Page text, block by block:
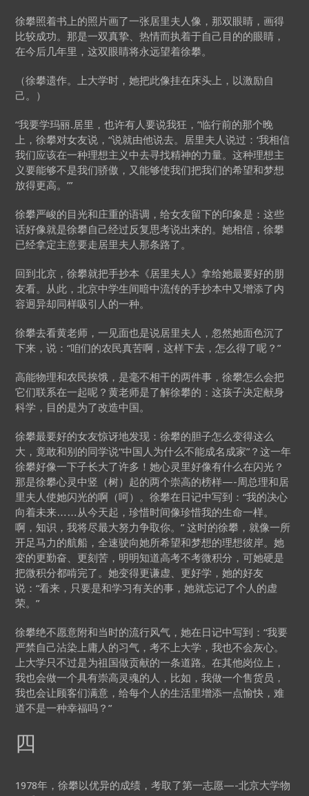
徐攀照着书上的照片画了一张居里夫人像，那双眼睛，画得
比较成功。那是一双真挚、热情而执着于自己目的的眼睛，
在今后几年里，这双眼睛将永远望着徐攀。
（徐攀遗作。上大学时，她把此像挂在床头上，以激励自
己。）
“我要学玛丽.居里，也许有人要说我狂，”临行前的那个晚
上，徐攀对女友说，“说就由他说去。居里夫人说过：‘我相信
我们应该在一种理想主义中去寻找精神的力量。这种理想主
义要能够不是我们骄傲，又能够使我们把我们的希望和梦想
放得更高。’”
徐攀严峻的目光和庄重的语调，给女友留下的印象是：这些
话好像就是徐攀自己经过反复思考说出来的。她相信，徐攀
已经拿定主意要走居里夫人那条路了。
回到北京，徐攀就把手抄本《居里夫人》拿给她最要好的朋
友看。从此，北京中学生间暗中流传的手抄本中又增添了内
容迥异却同样吸引人的一种。
徐攀去看黄老师，一见面也是说居里夫人，忽然她面色沉了
下来，说：“咱们的农民真苦啊，这样下去，怎么得了呢？”
高能物理和农民挨饿，是毫不相干的两件事，徐攀怎么会把
它们联系在一起呢？黄老师是了解徐攀的：这孩子决定献身
科学，目的是为了改造中国。
徐攀最要好的女友惊讶地发现：徐攀的胆子怎么变得这么
大，竟敢和别的同学说“中国人为什么不能成名成家”？这一年
徐攀好像一下子长大了许多！她心灵里好像有什么在闪光？
那是徐攀心灵中竖（树）起的两个崇高的榜样—-周总理和居
里夫人使她闪光的啊（呵）。徐攀在日记中写到：“我的决心
向着未来……从今天起，珍惜时间像珍惜我的生命一样。
啊，知识，我将尽最大努力争取你。” 这时的徐攀，就像一所
开足马力的航船，全速驶向她所希望和梦想的理想彼岸。她
变的更勤奋、更刻苦，明明知道高考不考微积分，可她硬是
把微积分都啃完了。她变得更谦虚、更好学，她的好友
说：“看来，只要是和学习有关的事，她就忘记了个人的虚
荣。”
徐攀绝不愿意附和当时的流行风气，她在日记中写到：“我要
严禁自己沾染上庸人的习气，考不上大学，我也不会灰心。
上大学只不过是为祖国做贡献的一条道路。在其他岗位上，
我也会做一个具有崇高灵魂的人，比如，我做一个售货员，
我也会让顾客们满意，给每个人的生活里增添一点愉快，难
道不是一种幸福吗？”
四
1978年，徐攀以优异的成绩，考取了第一志愿—-北京大学物